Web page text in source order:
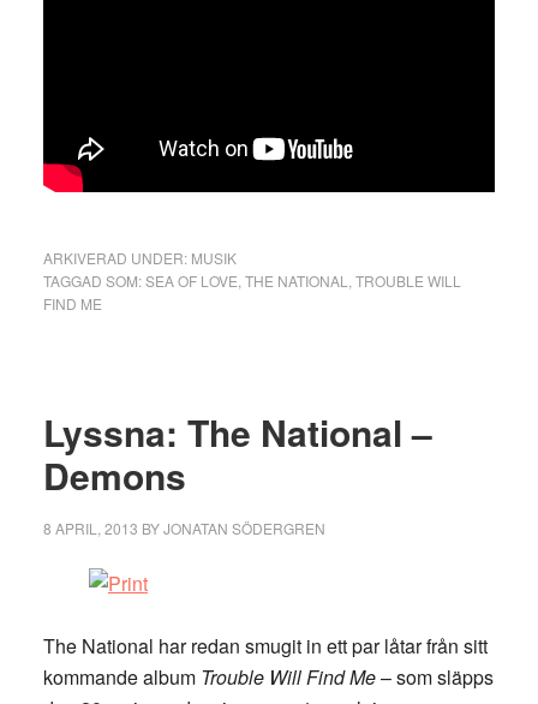
ARKIVERAD UNDER: MUSIK
TAGGAD SOM:SEA OF LOVE THE NATIONAL
TROUBLE WILL
FIND ME
Lyssna: The National –
Demons
8 APRIL, 2013 BYJONATAN SÖDERGREN
The National har redan smugit in ett par låtar från sitt
kommande album Trouble Will Find Me– som släpps